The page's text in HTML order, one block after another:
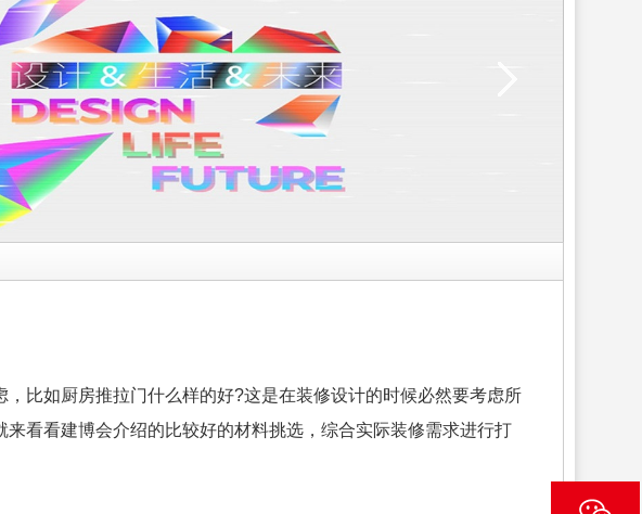
比如厨房推拉门什么样的好?这是在装修设计的时候必然要考虑所
看看建博会介绍的比较好的材料挑选，综合实际装修需求进行打